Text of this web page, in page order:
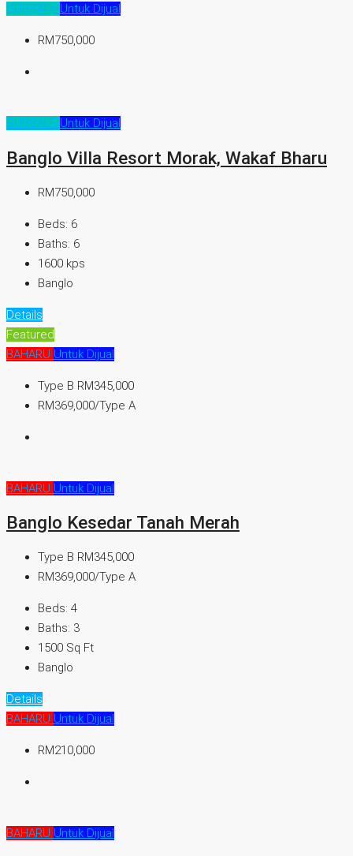
SUBSALE Untuk Dijual
RM750,000
SUBSALE Untuk Dijual
Banglo Villa Resort Morak, Wakaf Bharu
RM750,000
Beds: 6
Baths: 6
1600 kps
Banglo
Details
Featured
BAHARU Untuk Dijual
Type B RM345,000
RM369,000/Type A
BAHARU Untuk Dijual
Banglo Kesedar Tanah Merah
Type B RM345,000
RM369,000/Type A
Beds: 4
Baths: 3
1500 Sq Ft
Banglo
Details
BAHARU Untuk Dijual
RM210,000
BAHARU Untuk Dijual